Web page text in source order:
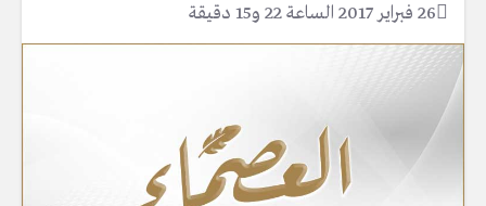
26 فبراير 2017 الساعة 22 و15 دقيقة